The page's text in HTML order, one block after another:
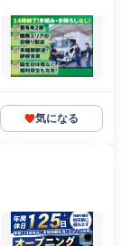
気になる